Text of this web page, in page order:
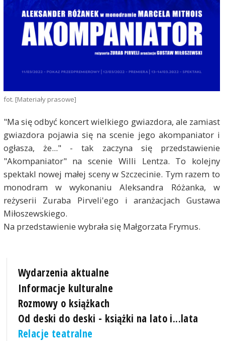
fot. [Materiały prasowe]
"Ma się odbyć koncert wielkiego gwiazdora, ale zamiast
gwiazdora pojawia się na scenie jego akompaniator i
ogłasza, że..." - tak zaczyna się przedstawienie
"Akompaniator" na scenie Willi Lentza. To kolejny
spektakl nowej małej sceny w Szczecinie. Tym razem to
monodram w wykonaniu Aleksandra Różanka, w
reżyserii Zuraba Pirveli'ego i aranżacjach Gustawa
Miłoszewskiego.
Na przedstawienie wybrała się Małgorzata Frymus.
Wydarzenia aktualne
Informacje kulturalne
Rozmowy o książkach
Od deski do deski - książki na lato i...lata
Relacje teatralne